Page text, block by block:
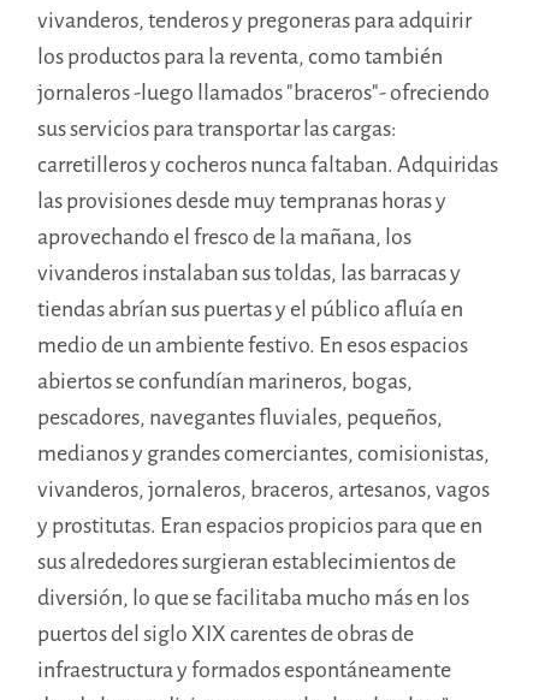
vivanderos, tenderos y pregoneras para adquirir
los productos para la reventa, como también
jornaleros -luego llamados "braceros"- ofreciendo
sus servicios para transportar las cargas:
carretilleros y cocheros nunca faltaban. Adquiridas
las provisiones desde muy tempranas horas y
aprovechando el fresco de la mañana, los
vivanderos instalaban sus toldas, las barracas y
tiendas abrían sus puertas y el público afluía en
medio de un ambiente festivo. En esos espacios
abiertos se confundían marineros, bogas,
pescadores, navegantes fluviales, pequeños,
medianos y grandes comerciantes, comisionistas,
vivanderos, jornaleros, braceros, artesanos, vagos
y prostitutas. Eran espacios propicios para que en
sus alrededores surgieran establecimientos de
diversión, lo que se facilitaba mucho más en los
puertos del siglo XIX carentes de obras de
infraestructura y formados espontáneamente